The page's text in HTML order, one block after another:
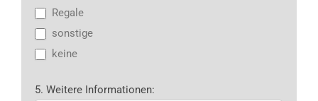
Regale
sonstige
keine
5. Weitere Informationen: